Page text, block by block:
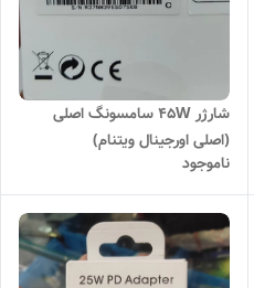
شارژر 45W سامسونگ اصلی
(اصلی اورجینال ویتنام)
ناموجود